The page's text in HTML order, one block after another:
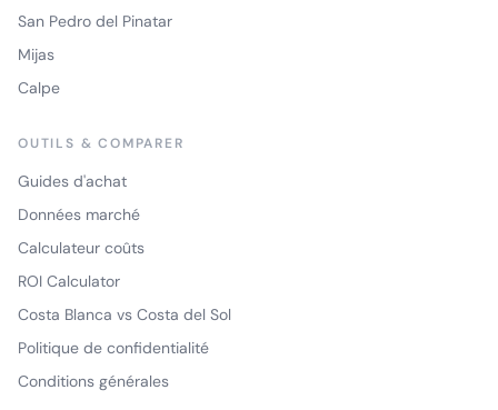
San Pedro del Pinatar
Mijas
Calpe
OUTILS & COMPARER
Guides d'achat
Données marché
Calculateur coûts
ROI Calculator
Costa Blanca vs Costa del Sol
Politique de confidentialité
Conditions générales